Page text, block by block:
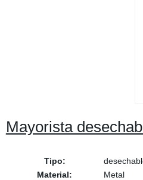
Mayorista
Tipo:
Material:
Metal